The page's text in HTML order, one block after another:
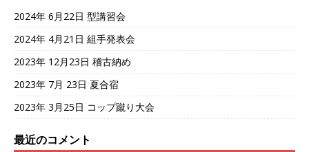
2024年 6月22日 型講習会
2024年 4月21日 組手発表会
2023年 12月23日 稽古納め
2023年 7月 23日 夏合宿
2023年 3月25日 コップ蹴り大会
最近のコメント